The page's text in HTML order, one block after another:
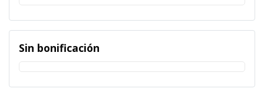
Sin bonificación